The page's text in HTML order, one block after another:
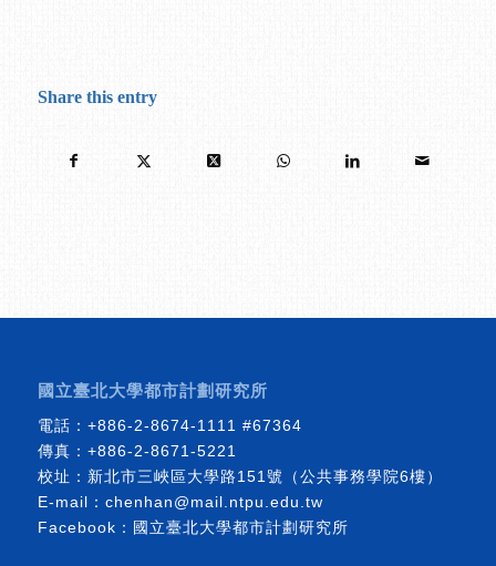
Share this entry
國立臺北大學都市計劃研究所
電話： +886-2-8674-1111 #67364
傳真：+886-2-8671-5221
校址：新北市三峽區大學路151號（公共事務學院6樓）
E-mail： chenhan@mail.ntpu.edu.tw
Facebook： 國立臺北大學都市計劃研究所